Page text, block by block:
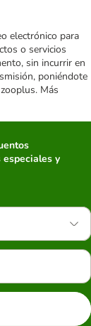
electrónico para
o servicios
sin incurrir en
poniéndote
Más
especiales y